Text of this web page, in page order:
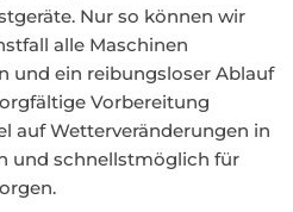
Nur so können wir
alle Maschinen
und ein reibungsloser Ablauf
Vorbereitung
auf Wetterveränderungen in
und schnellstmöglich für